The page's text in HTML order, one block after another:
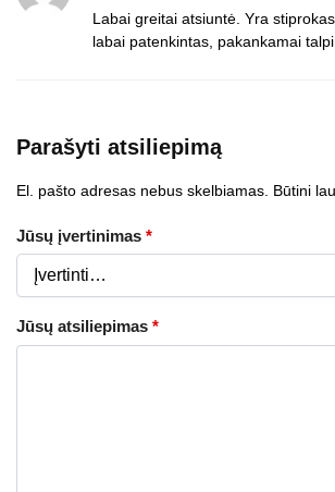
Labai greitai atsiuntė. Yra
labai patenkintas, pakankamai
Parašyti atsiliepimą
El. pašto adresas nebus skelbiamas. Būtini
Jūsų įvertinimas *
Jūsų atsiliepimas *